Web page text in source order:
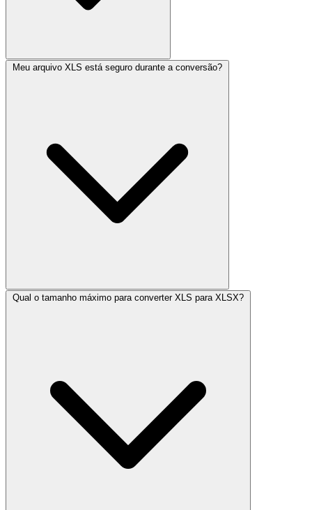
Meu arquivo XLS está seguro durante a conversão?
Qual o tamanho máximo para converter XLS para XLSX?